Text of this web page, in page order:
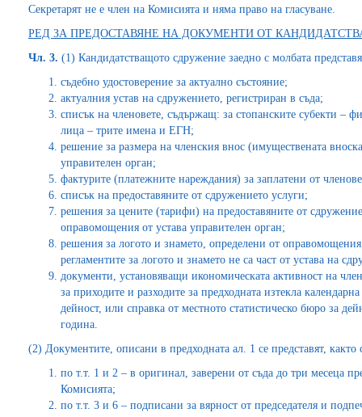
Секретарят не е член на Комисията и няма право на гласуване.
РЕД ЗА ПРЕДОСТАВЯНЕ НА ДОКУМЕНТИ ОТ
Чл. 3. (1) Кандидатстващото сдружение заедно с молбата
съдебно удостоверение за актуално състояние;
актуалния устав на сдружението, регистриран в съда;
списък на членовете, съдържащ: за стопанските субекти –
лица – трите имена и ЕГН;
решение за размера на членския внос (имуществената
управителен орган;
фактурите (платежните нареждания) за заплатени от
списък на предоставяните от сдружението услуги;
решения за цените (тарифи) на предоставяните от
оправомощения от устава управителен орган;
решения за логото и знамето, определени от
регламентите за логото и знамето не са част от устава на
документи, установяващи икономическата активност на
за приходите и разходите за предходната изтекла
дейност, или справка от местното статистическо бюро за
година.
(2) Документите, описани в предходната ал. 1 се представят, както
по т.т. 1 и 2 – в оригинал, заверени от съда до три месеца
Комисията;
по т.т. 3 и 6 – подписани за вярност от председателя и